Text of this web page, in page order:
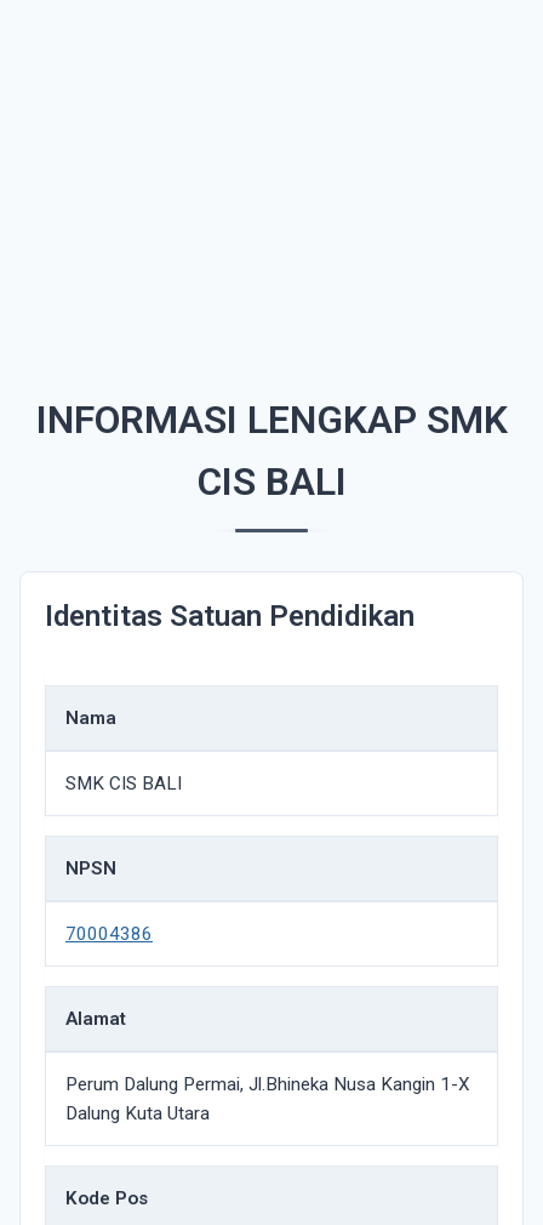
INFORMASI LENGKAP SMK
CIS BALI
Identitas Satuan Pendidikan
Nama
SMK CIS BALI
NPSN
70004386
Alamat
Perum Dalung Permai, Jl.Bhineka Nusa Kangin 1-X
Dalung Kuta Utara
Kode Pos